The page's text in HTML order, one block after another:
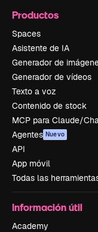
Productos
Spaces
Asistente de IA
Generador de
Generador de vídeos
Texto a voz
Contenido de stock
MCP para Claude/
Agentes Nuevo
API
App móvil
Todas las
Información útil
Academy